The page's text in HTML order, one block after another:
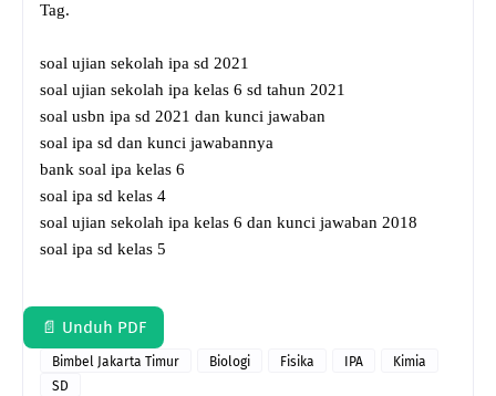
Tag.
soal ujian sekolah ipa sd 2021
soal ujian sekolah ipa kelas 6 sd tahun 2021
soal usbn ipa sd 2021 dan kunci jawaban
soal ipa sd dan kunci jawabannya
bank soal ipa kelas 6
soal ipa sd kelas 4
soal ujian sekolah ipa kelas 6 dan kunci jawaban 2018
soal ipa sd kelas 5
📄 Unduh PDF
Bimbel Jakarta Timur Biologi Fisika IPA
Kimia
SD